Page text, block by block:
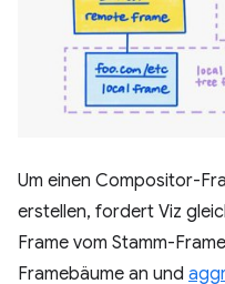
Um einen Compositor-
erstellen, fordert Viz
Frame vom Stamm-
Framebäume an und